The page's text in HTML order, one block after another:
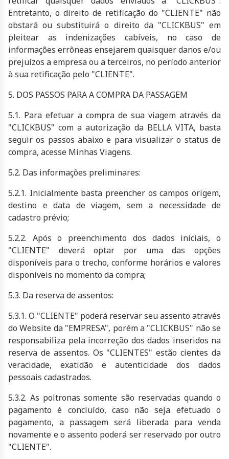
Entretanto, o direito de retificação do "CLIENTE" não
obstará ou substituirá o direito da "CLICKBUS" em
pleitear as indenizações cabíveis, no caso de
informações errôneas ensejarem quaisquer danos e/ou
prejuízos a empresa ou a terceiros, no período anterior
à sua retificação pelo "CLIENTE".
5. DOS PASSOS PARA A COMPRA DA PASSAGEM
5.1. Para efetuar a compra de sua viagem através da
"CLICKBUS" com a autorização da BELLA VITA, basta
seguir os passos abaixo e para visualizar o status de
compra, acesse Minhas Viagens.
5.2. Das informações preliminares:
5.2.1. Inicialmente basta preencher os campos origem,
destino e data de viagem, sem a necessidade de
cadastro prévio;
5.2.2. Após o preenchimento dos dados iniciais, o
"CLIENTE" deverá optar por uma das opções
disponíveis para o trecho, conforme horários e valores
disponíveis no momento da compra;
5.3. Da reserva de assentos:
5.3.1. O "CLIENTE" poderá reservar seu assento através
do Website da "EMPRESA", porém a "CLICKBUS" não se
responsabiliza pela incorreção dos dados inseridos na
reserva de assentos. Os "CLIENTES" estão cientes da
veracidade, exatidão e autenticidade dos dados
pessoais cadastrados.
5.3.2. As poltronas somente são reservadas quando o
pagamento é concluído, caso não seja efetuado o
pagamento, a passagem será liberada para venda
novamente e o assento poderá ser reservado por outro
"CLIENTE".